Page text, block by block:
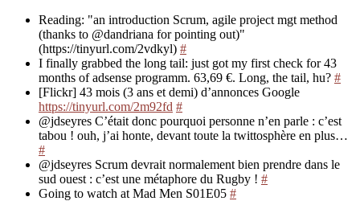
Reading: "an introduction Scrum, agile project mgt method
(thanks to @dandriana for pointing out)"
(https://tinyurl.com/2vdkyl) #
I finally grabbed the long tail: just got my first check for 43
months of adsense programm. 63,69 €. Long, the tail, hu? #
[Flickr] 43 mois (3 ans et demi) d’annonces Google
https://tinyurl.com/2m92fd #
@jdseyres C’était donc pourquoi personne n’en parle : c’est
tabou ! ouh, j’ai honte, devant toute la twittosphère en plus…
#
@jdseyres Scrum devrait normalement bien prendre dans le
sud ouest : c’est une métaphore du Rugby ! #
Going to watch at Mad Men S01E05 #